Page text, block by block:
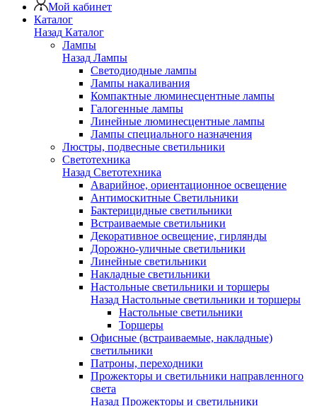
Мой кабинет
Каталог
Назад Каталог
Лампы
Назад Лампы
Светодиодные лампы
Лампы накаливания
Компактные люминесцентные лампы
Галогенные лампы
Линейные люминесцентные лампы
Лампы специального назначения
Люстры, подвесные светильники
Светотехника
Назад Светотехника
Аварийное, ориентационное освещение
Антимоскитные Светильники
Бактерицидные светильники
Встраиваемые светильники
Декоративное освещение, гирлянды
Дорожно-уличные светильники
Линейные светильники
Накладные светильники
Настольные светильники и торшеры
Назад Настольные светильники и торшеры
Настольные светильники
Торшеры
Офисные (встраиваемые, накладные)
светильники
Патроны, переходники
Прожекторы и светильники направленного
света
Назад Прожекторы и светильники